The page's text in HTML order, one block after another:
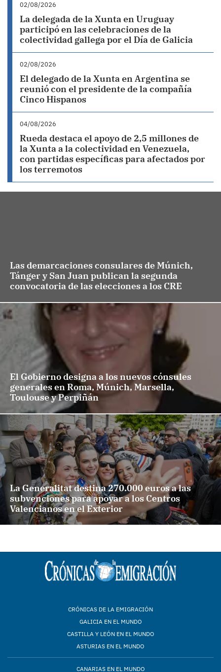
02/08/2026
La delegada de la Xunta en Uruguay
participó en las celebraciones de la
colectividad gallega por el Día de Galicia
02/08/2026
El delegado de la Xunta en Argentina se
reunió con el presidente de la compañía
Cinco Hispanos
04/08/2026
Rueda destaca el apoyo de 2,5 millones de
la Xunta a la colectividad en Venezuela,
con partidas específicas para afectados por
los terremotos
Las demarcaciones consulares de Múnich,
Tánger y San Juan publican la segunda
convocatoria de las elecciones a los CRE
El Gobierno designa a los nuevos cónsules
generales en Roma, Múnich, Marsella,
Toulouse y Perpiñán
La Generalitat destina 270.000 euros a las
subvenciones para apoyar a los Centros
Valencianos en el Exterior
CRÓNICAS DE LA EMIGRACIÓN
GALICIA EN EL MUNDO
CASTILLA Y LEÓN EN EL MUNDO
ASTURIAS EN EL MUNDO
CANARIAS EN EL MUNDO